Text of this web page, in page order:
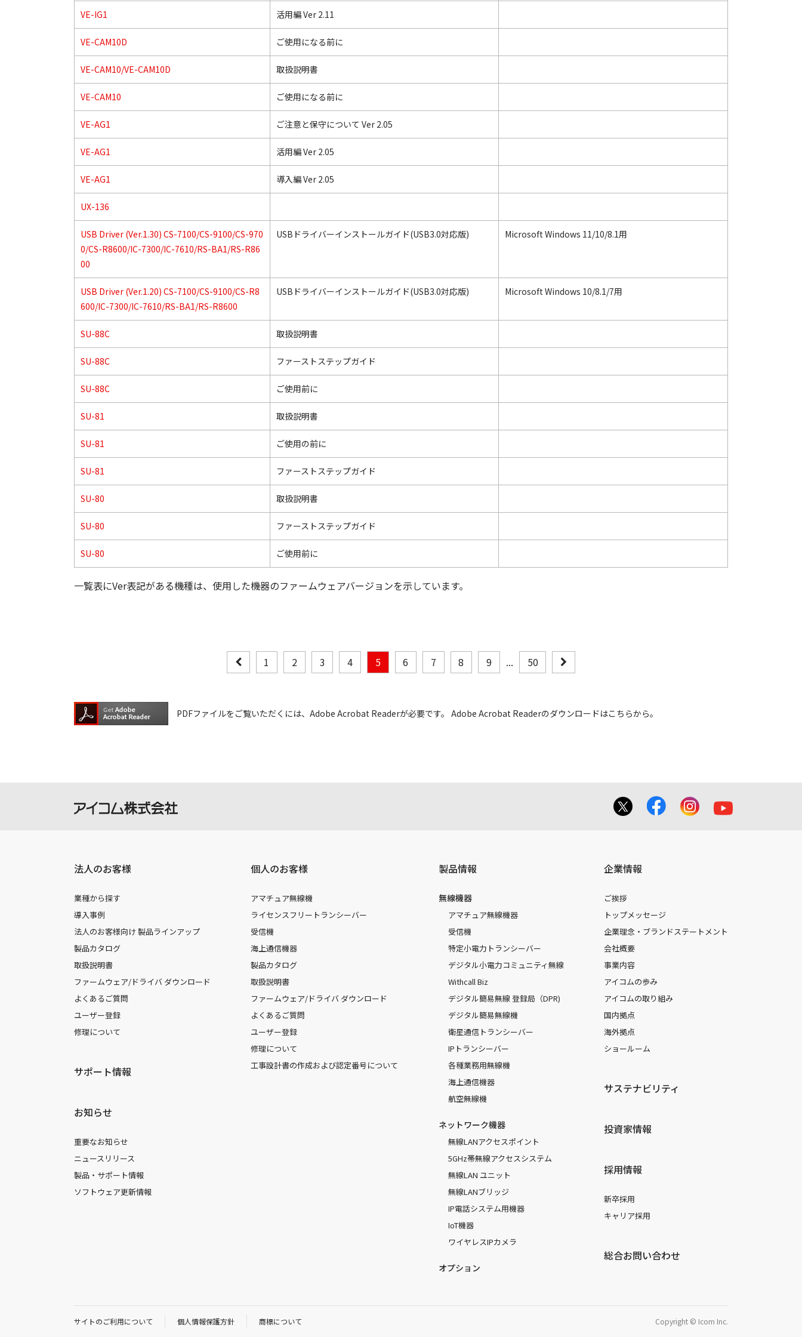
VE-IG1 活用編 Ver 2.11
VE-CAM10D ご使用になる前に
VE-CAM10/VE-CAM10D 取扱説明書
VE-CAM10 ご使用になる前に
VE-AG1 ご注意と保守について Ver 2.05
VE-AG1 活用編 Ver 2.05
VE-AG1 導入編 Ver 2.05
UX-136
USB Driver (Ver.1.30) CS-7100/CS-9100/CS-970
0/CS-R8600/IC-7300/IC-7610/RS-BA1/RS-R86
00
USBドライバーインストールガイド(USB3.0対応版) Microsoft Windows 11/10/8.1用
USB Driver (Ver.1.20) CS-7100/CS-9100/CS-R8
600/IC-7300/IC-7610/RS-BA1/RS-R8600
USBドライバーインストールガイド(USB3.0対応版) Microsoft Windows 10/8.1/7用
SU-88C 取扱説明書
SU-88C ファーストステップガイド
SU-88C ご使用前に
SU-81 取扱説明書
SU-81 ご使用の前に
SU-81 ファーストステップガイド
SU-80 取扱説明書
SU-80 ファーストステップガイド
SU-80 ご使用前に
一覧表にVer表記がある機種は、使用した機器のファームウェアバージョンを示しています。
1 2 3 4 5 6 7 8 9 ... 50
PDFファイルをご覧いただくには、Adobe Acrobat Readerが必要です。 Adobe Acrobat Readerのダウンロードはこちらから。
法人のお客様
業種から探す
導入事例
法人のお客様向け 製品ラインアップ
製品カタログ
取扱説明書
ファームウェア/ドライバ ダウンロード
よくあるご質問
ユーザー登録
修理について
サポート情報
お知らせ
重要なお知らせ
ニュースリリース
製品・サポート情報
ソフトウェア更新情報
個人のお客様
アマチュア無線機
ライセンスフリートランシーバー
受信機
海上通信機器
製品カタログ
取扱説明書
ファームウェア/ドライバ ダウンロード
よくあるご質問
ユーザー登録
修理について
工事設計書の作成および認定番号について
製品情報
無線機器
アマチュア無線機器
受信機
特定小電力トランシーバー
デジタル小電力コミュニティ無線
Withcall Biz
デジタル簡易無線 登録局（DPR)
デジタル簡易無線機
衛星通信トランシーバー
IPトランシーバー
各種業務用無線機
海上通信機器
航空無線機
ネットワーク機器
無線LANアクセスポイント
5GHz帯無線アクセスシステム
無線LAN ユニット
無線LANブリッジ
IP電話システム用機器
IoT機器
ワイヤレスIPカメラ
オプション
企業情報
ご挨拶
トップメッセージ
企業理念・ブランドステートメント
会社概要
事業内容
アイコムの歩み
アイコムの取り組み
国内拠点
海外拠点
ショールーム
サステナビリティ
投資家情報
採用情報
新卒採用
キャリア採用
総合お問い合わせ
サイトのご利用について 個人情報保護方針 商標について Copyright © Icom Inc.